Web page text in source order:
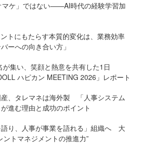
マケ」ではない——AI時代の経験学習加
トにもたらす本質的変化は、業務効率
ーへの向き合い方」
集い、笑顔と熱意を共有した1日
ハピカン MEETING 2026」レポート
、タレマネは海外製 「人事システム
進む理由と成功のポイント
語り、人事が事業を語れる」組織へ 大
ントマネジメントの推進力”